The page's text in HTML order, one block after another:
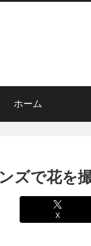
ホーム
ズで花を
X